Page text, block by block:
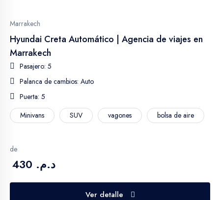
Marrakech
Hyundai Creta Automático | Agencia de viajes en
Marrakech
Pasajero: 5
Palanca de cambios: Auto
Puerta: 5
Minivans
SUV vagones bolsa de aire
de
د.م. 430
Ver detalle